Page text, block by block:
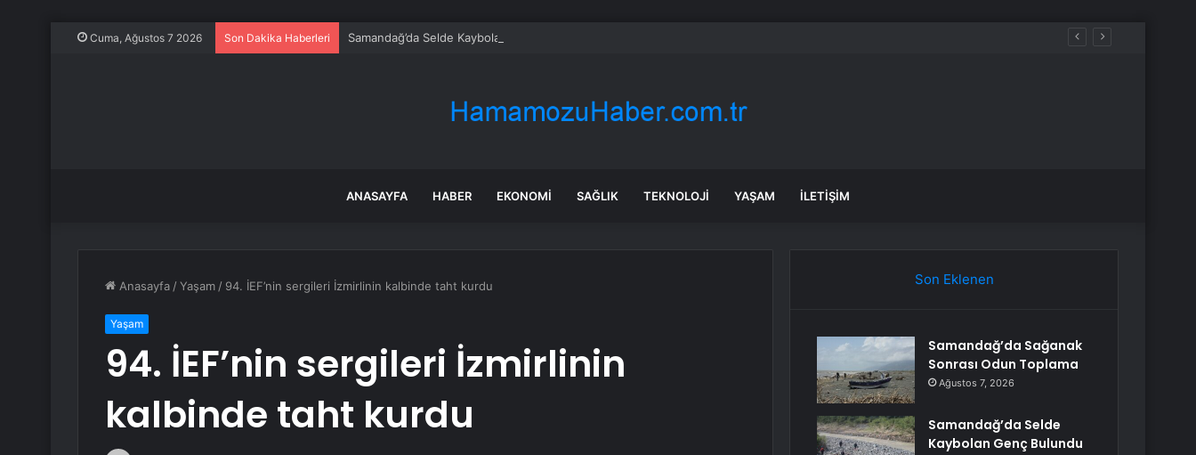
Cuma, Ağustos 7 2026 Son Dakika Haberleri Samandağ’da Selde Kaybolan Genç Bulundu
ANASAYFA HABER EKONOMI SAĞLIK TEKNOLOJI YAŞAM İLETIŞIM
Anasayfa /Yaşam / 94. İEF’nin sergileri İzmirlinin kalbinde taht kurdu
Yaşam
94. İEF’nin sergileri İzmirlinin
kalbinde taht kurdu
Son Eklenen
Samandağ’da Sağanak
Sonrası Odun Toplama
Ağustos 7, 2026
Samandağ’da Selde
Kaybolan Genç Bulundu